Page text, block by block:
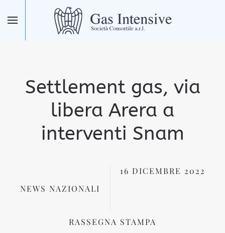
Skip to main content
Settlement gas, via
libera Arera a
interventi Snam
NEWS NAZIONALI
16 DICEMBRE 2022
RASSEGNA STAMPA